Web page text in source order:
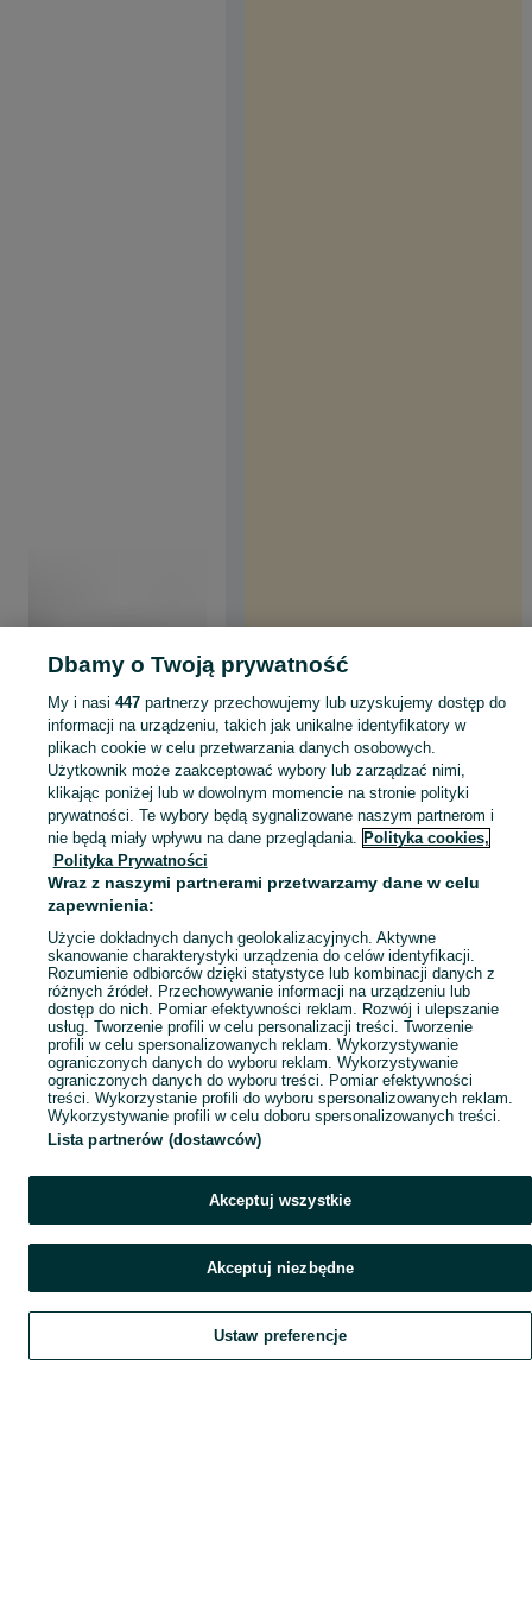
Home Favorite List it Chat My OLX
Home Favorite List it Chat My OLX
Home Favorite List it Chat My OLX
Szukaj Obserwujesz Dodaj Czat Konto
Dbamy o Twoją prywatność
My i nasi 447partnerzy przechowujemy lub uzyskujemy dostęp do
informacji na urządzeniu, takich jak unikalne identyfikatory w
plikach cookie w celu przetwarzania danych osobowych.
Użytkownik może zaakceptować wybory lub zarządzać nimi,
klikając poniżej lub w dowolnym momencie na stronie polityki
prywatności. Te wybory będą sygnalizowane naszym partnerom i
nie będą miały wpływu na dane przeglądania. Polityka cookies,
Polityka Prywatności
Wraz z naszymi partnerami przetwarzamy dane w celu
zapewnienia:
Użycie dokładnych danych geolokalizacyjnych. Aktywne
skanowanie charakterystyki urządzenia do celów identyfikacji.
Rozumienie odbiorców dzięki statystyce lub kombinacji danych z
różnych źródeł. Przechowywanie informacji na urządzeniu lub
dostęp do nich. Pomiar efektywności reklam. Rozwój i ulepszanie
usług. Tworzenie profili w celu personalizacji treści. Tworzenie
profili w celu spersonalizowanych reklam. Wykorzystywanie
ograniczonych danych do wyboru reklam. Wykorzystywanie
ograniczonych danych do wyboru treści. Pomiar efektywności
treści. Wykorzystanie profili do wyboru spersonalizowanych reklam.
Wykorzystywanie profili w celu doboru spersonalizowanych treści.
Lista partnerów (dostawców)
Akceptuj wszystkie
Akceptuj niezbędne
Ustaw preferencje